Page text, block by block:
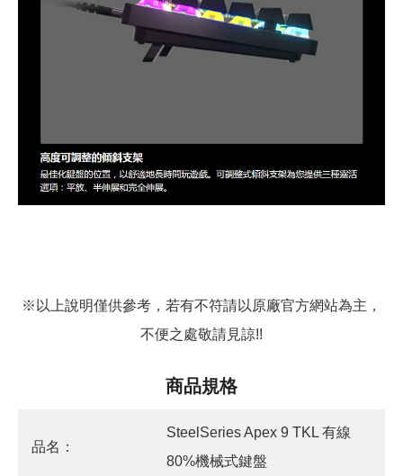
※以上說明僅供參考，若有不符請以原廠官方網站為主，
不便之處敬請見諒!!
商品規格
品名：
SteelSeries Apex 9 TKL 有線
80%機械式鍵盤